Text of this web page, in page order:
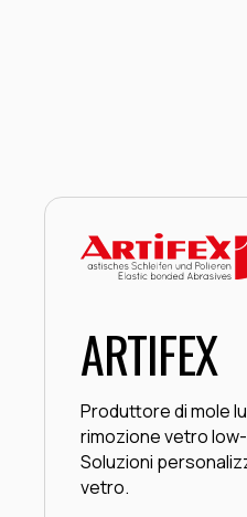
ARTIFEX
Produttore di mole
rimozione vetro
Soluzioni
vetro.